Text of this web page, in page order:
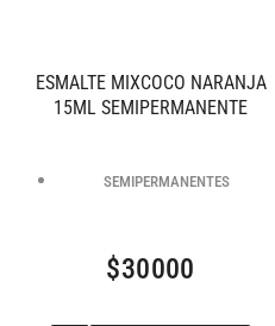
ESMALTE MIXCOCO NARANJA
15ML SEMIPERMANENTE
SEMIPERMANENTES
$30000